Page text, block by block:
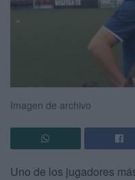
Imagen de archivo
Uno de los jugadores